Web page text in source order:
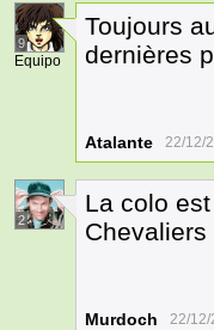
9
Equipo
Toujours
dernières
Atalante 22/12/
2
La colo
Murdoch 22/12/